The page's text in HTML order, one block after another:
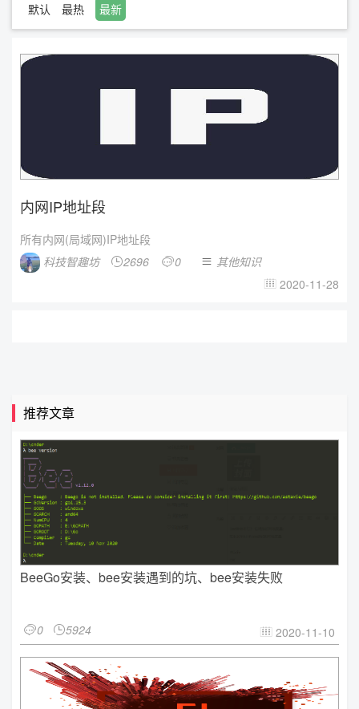
默认 最热 最新
内网IP地址段
所有内网(局域网)IP地址段
科技智趣坊
2696 0  其他知识
 2020-11-28
推荐文章
BeeGo安装、bee安装遇到的坑、bee安装失败
0 5924  2020-11-10